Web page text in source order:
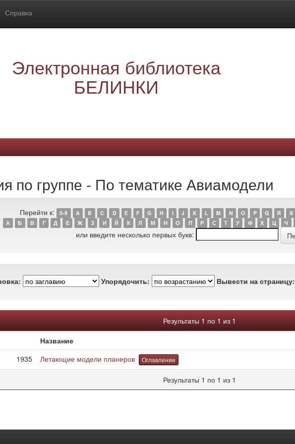
Справка
Электронная библиотека
БЕЛИНКИ
по группе - По тематике Авиамодели
Перейти к: 0-9 A B C D E F G H I J K L M N O P Q R S
А
Б В Г Д Е Ж З И Й К Л М Н О П Р С Т У Ф Х Ц Ч
или введите несколько первых букв:
Упорядочить: Вывести на страницу:
Результаты 1 по 1 из 1
Название
1935
Летающие модели планеров Оглавление
Результаты 1 по 1 из 1